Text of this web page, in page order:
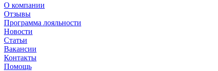
О компании
Отзывы
Программа лояльности
Новости
Статьи
Вакансии
Контакты
Помощь